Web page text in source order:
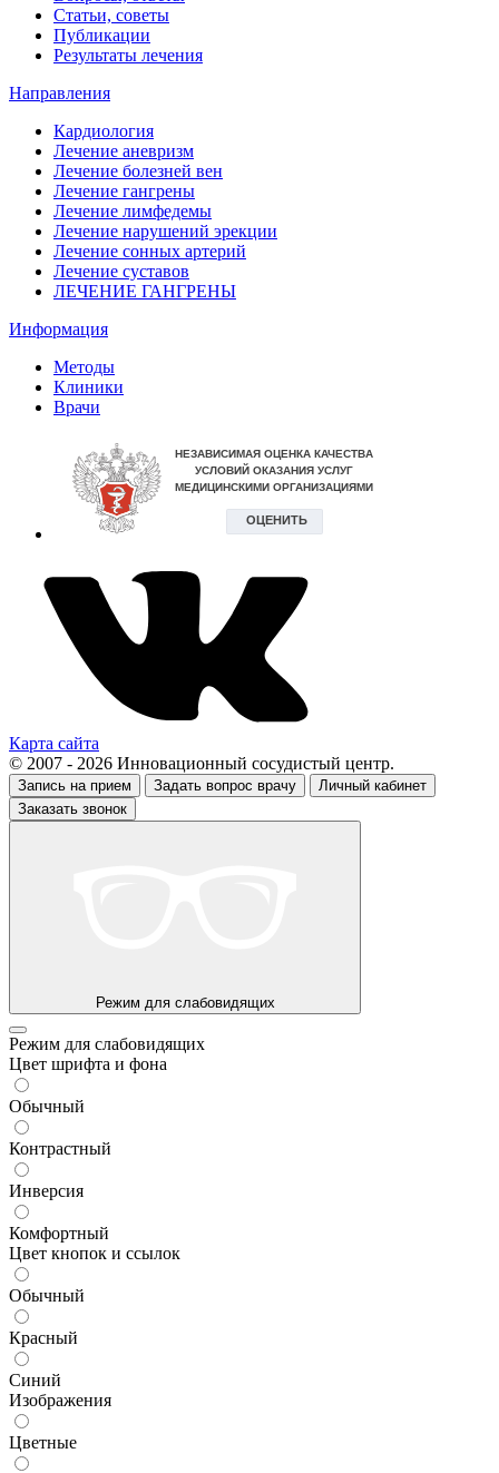
Статьи, советы
Публикации
Результаты лечения
Направления
Кардиология
Лечение аневризм
Лечение болезней вен
Лечение гангрены
Лечение лимфедемы
Лечение нарушений эрекции
Лечение сонных артерий
Лечение суставов
ЛЕЧЕНИЕ ГАНГРЕНЫ
Информация
Методы
Клиники
Врачи
Карта сайта
© 2007 - 2026 Инновационный сосудистый центр.
Запись на прием Задать вопрос врачу
Личный кабинет
Заказать звонок
Режим для слабовидящих
Режим для слабовидящих
Цвет шрифта и фона
Обычный
Контрастный
Инверсия
Комфортный
Цвет кнопок и ссылок
Обычный
Красный
Синий
Изображения
Цветные